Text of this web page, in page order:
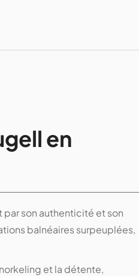
en
son authenticité et son
balnéaires surpeuplées,
et la détente,